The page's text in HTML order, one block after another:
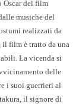
Oscardei film
musiche del
realizzati da
il film è tratto da una
La vicenda si
delle
i suoi guerrieri al
il signore di